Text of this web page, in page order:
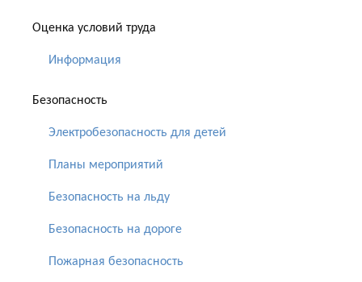
Оценка условий труда
Информация
Безопасность
Электробезопасность для детей
Планы мероприятий
Безопасность на льду
Безопасность на дороге
Пожарная безопасность